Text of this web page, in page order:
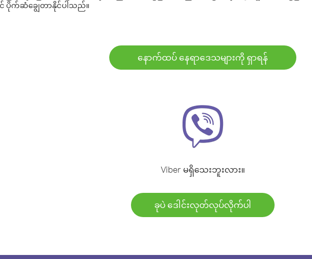
င် ပိုက်ဆံချွေတာနိုင်ပါသည်။
နောက်ထပ် နေရာဒေသများကို ရှာရန်
Viber မရှိသေးဘူးလား။
ခုပဲ ဒေါင်းလုတ်လုပ်လိုက်ပါ